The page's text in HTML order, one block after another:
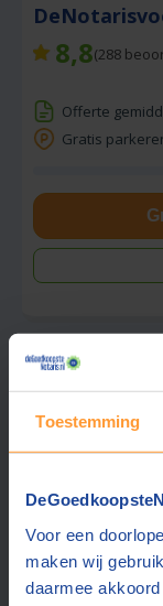
Toestemming
Voor een
maken wij
daarmee
8,8(288
Offerte
Gratis
8,7